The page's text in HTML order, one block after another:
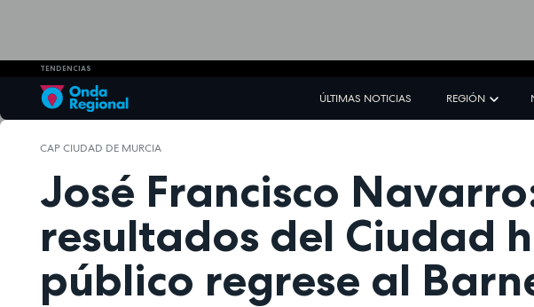
TENDENCIAS
ÚLTIMAS NOTICIAS REGIÓN
CAP CIUDAD DE MURCIA
José Francisco
resultados del Ciudad
público regrese al